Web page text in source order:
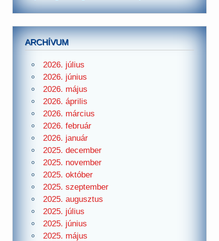
ARCHÍVUM
2026. július
2026. június
2026. május
2026. április
2026. március
2026. február
2026. január
2025. december
2025. november
2025. október
2025. szeptember
2025. augusztus
2025. július
2025. június
2025. május